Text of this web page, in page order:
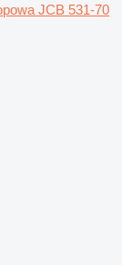
JCB 531-70